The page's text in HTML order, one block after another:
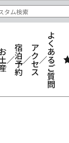
宿
泊
予
約
ア
ク
セ
ス
よ
く
あ
る
ご
質
問